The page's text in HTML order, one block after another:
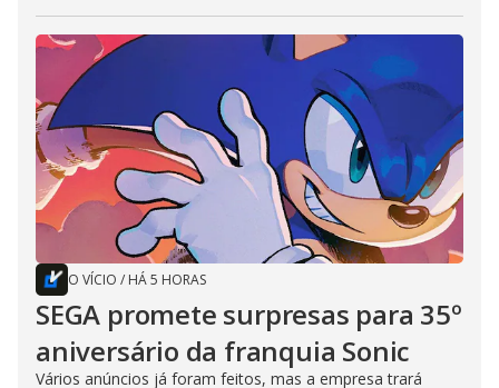
O VÍCIO / HÁ 5 HORAS
SEGA promete surpresas para 35º
aniversário da franquia Sonic
Vários anúncios já foram feitos, mas a empresa trará